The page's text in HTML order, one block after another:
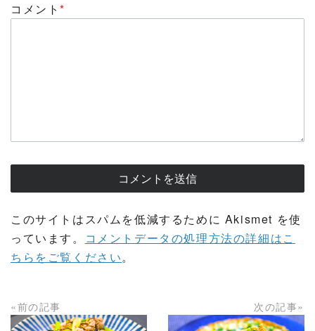
コメント*
このサイトはスパムを低減するために Akismet を使
っています。
コメントデータの処理方法の詳細はこ
ちらをご覧ください。
«前の記事 次の記事»